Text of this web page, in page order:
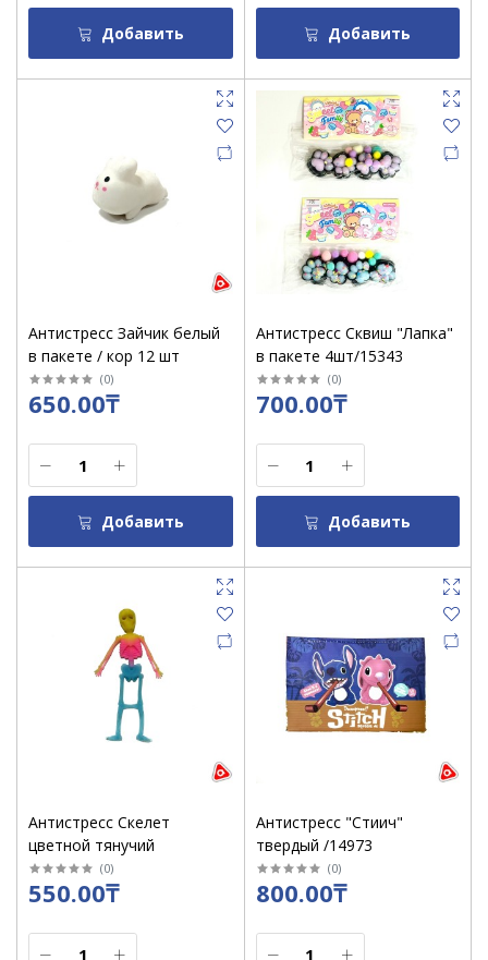
Добавить Добавить
Антистресс Зайчик белый
в пакете / кор 12 шт
(0)
650.00₸
Добавить
Антистресс Сквиш "Лапка"
в пакете 4шт/15343
(0)
700.00₸
Добавить
Антистресс Скелет
цветной тянучий
(0)
550.00₸
Антистресс "Стиич"
твердый /14973
(0)
800.00₸